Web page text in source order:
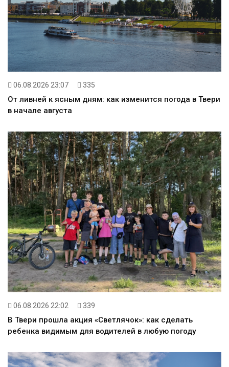
06.08.2026 23:07 335
От ливней к ясным дням: как изменится погода в Твери
в начале августа
06.08.2026 22:02 339
В Твери прошла акция «Светлячок»: как сделать
ребенка видимым для водителей в любую погоду